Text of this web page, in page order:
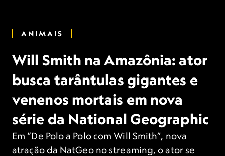
ANIMAIS
Will Smith na Amazônia: ator
busca tarântulas gigantes e
venenos mortais em nova
série da National Geographic
Em “De Polo a Polo com Will Smith”, nova
atração da NatGeo no streaming, o ator se